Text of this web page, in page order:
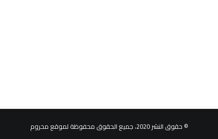
© حقوق النشر 2020، جميع الحقوق محفوظة لموقع محروم